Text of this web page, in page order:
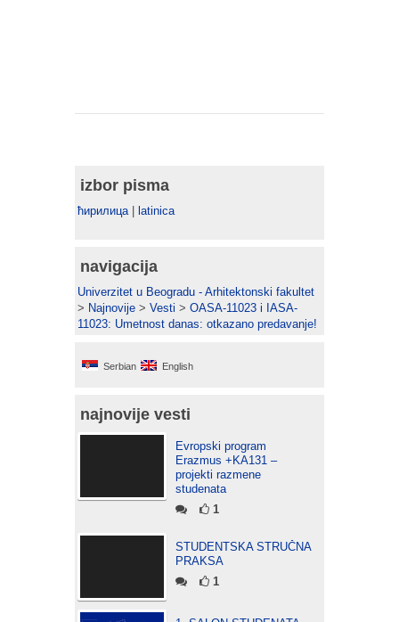
izbor pisma
ћирилица| latinica
navigacija
Univerzitet u Beogradu - Arhitektonski fakultet
> Najnovije > Vesti > OASA-11023 i IASA-
11023: Umetnost danas: otkazano predavanje!
Serbian English
najnovije vesti
Evropski program
Erazmus +KA131 –
projekti razmene
studenata
1
STUDENTSKA STRUČNA
PRAKSA
1